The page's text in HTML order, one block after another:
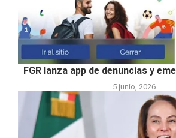
FGR lanza app de denuncias y
5 junio, 2026